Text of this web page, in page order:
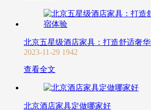
北京五星级酒店家具：打造舒适奢
2023-11-29 1942
查看全文
北京酒店家具定做哪家好